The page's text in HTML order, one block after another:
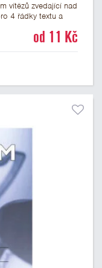
vítězů zvedající nad
4 řádky textu a
je vhodný pro
g/m2.
od 11 Kč